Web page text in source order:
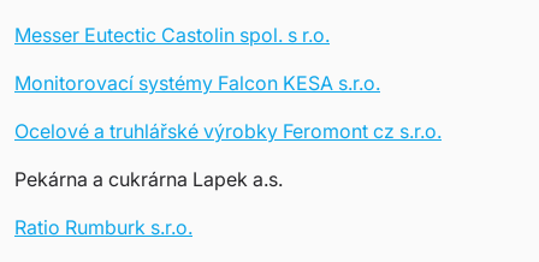
Messer Eutectic Castolin spol. s r.o.
Monitorovací systémy Falcon KESA s.r.o.
Ocelové a truhlářské výrobky Feromont cz s.r.o.
Pekárna a cukrárna Lapek a.s.
Ratio Rumburk s.r.o.